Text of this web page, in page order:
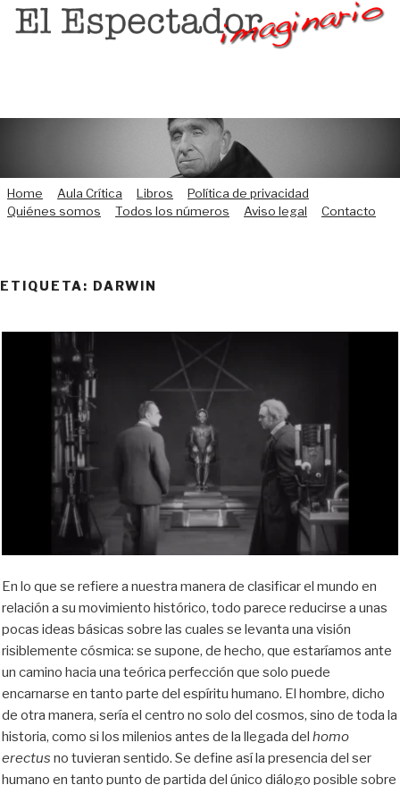
Saltar
Home Aula Crítica Libros
Política de privacidad
Quiénes somos
Todos los números Aviso legal Contacto
ETIQUETA: DARWIN
En lo que se refiere a nuestra manera de clasificar el mundo en
relación a su movimiento histórico, todo parece reducirse a unas
pocas ideas básicas sobre las cuales se levanta una visión
risiblemente cósmica: se supone, de hecho, que estaríamos ante
un camino hacia una teórica perfección que solo puede
encarnarse en tanto parte del espíritu humano. El hombre, dicho
de otra manera, sería el centro no solo del cosmos, sino de toda la
historia, como si los milenios antes de la llegada del homo
erectus no tuvieran sentido. Se define así la presencia del ser
humano en tanto punto de partida del único diálogo posible sobre